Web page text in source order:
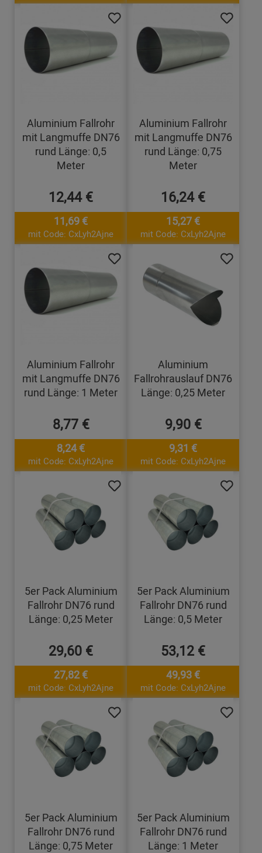
Aluminium Fallrohr
mit Langmuffe DN76
rund Länge: 0,5
Meter
12,44 €
11,69 €
mit Code: CxLyh2Ajne
Aluminium Fallrohr
mit Langmuffe DN76
rund Länge: 0,75
Meter
16,24 €
15,27 €
mit Code: CxLyh2Ajne
Aluminium Fallrohr
mit Langmuffe DN76
rund Länge: 1 Meter
8,77 €
8,24 €
mit Code: CxLyh2Ajne
Aluminium
Fallrohrauslauf DN76
Länge: 0,25 Meter
9,90 €
9,31 €
mit Code: CxLyh2Ajne
5er Pack Aluminium
Fallrohr DN76 rund
Länge: 0,25 Meter
29,60 €
27,82 €
mit Code: CxLyh2Ajne
5er Pack Aluminium
Fallrohr DN76 rund
Länge: 0,5 Meter
53,12 €
49,93 €
mit Code: CxLyh2Ajne
5er Pack Aluminium
Fallrohr DN76 rund
Länge: 0,75 Meter
5er Pack Aluminium
Fallrohr DN76 rund
Länge: 1 Meter